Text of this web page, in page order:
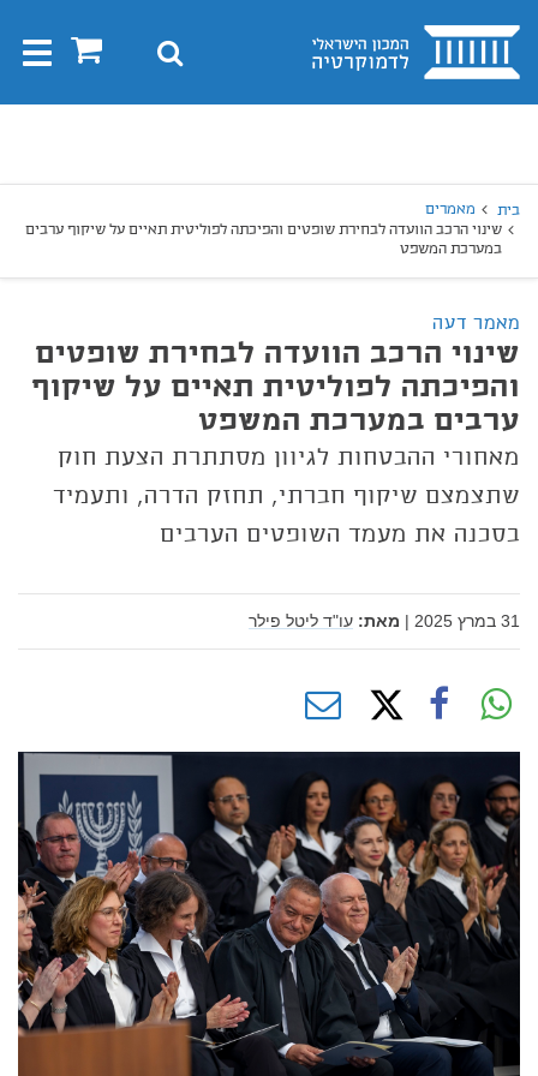
בית 0 חיפוש
בית
מאמרים
שינוי הרכב הוועדה לבחירת שופטים והפיכתה לפוליטית תאיים על שיקוף ערבים
במערכת המשפט
מאמר דעה
שינוי הרכב הוועדה לבחירת שופטים
והפיכתה לפוליטית תאיים על שיקוף
ערבים במערכת המשפט
מאחורי ההבטחות לגיוון מסתתרת הצעת חוק
שתצמצם שיקוף חברתי, תחזק הדרה, ותעמיד
בסכנה את מעמד השופטים הערבים
31 במרץ 2025 | מאת: עו"ד ליטל פילר